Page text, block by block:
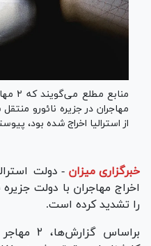
مهاجران در جزیره نائورو
از استرالیا اخراج شده بود،
خبرگزاری میزان - دولت
اخراج مهاجران با دولت جزیره
را تشدید کرده است.
براساس